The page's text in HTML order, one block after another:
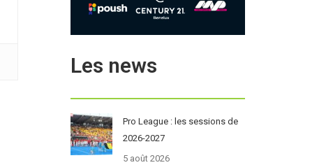
Les news
Pro League : les sessions de
2026-2027
5 août 2026